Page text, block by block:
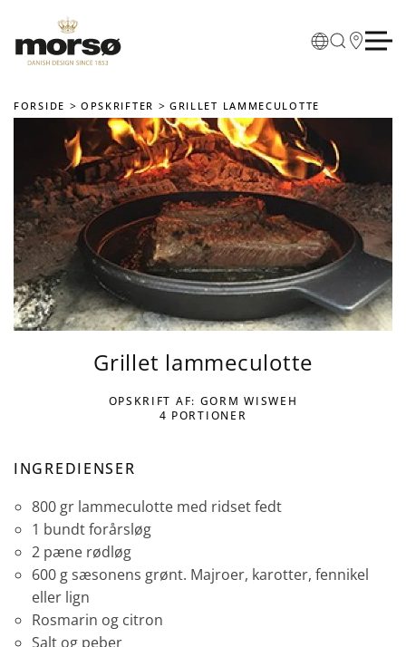
Skip to main content
FORSIDE OPSKRIFTER GRILLET LAMMECULOTTE
Grillet lammeculotte
OPSKRIFT AF: GORM WISWEH
4 PORTIONER
INGREDIENSER
800 gr lammeculotte med ridset fedt
1 bundt forårsløg
2 pæne rødløg
600 g sæsonens grønt. Majroer, karotter, fennikel
eller lign
Rosmarin og citron
Salt og peber